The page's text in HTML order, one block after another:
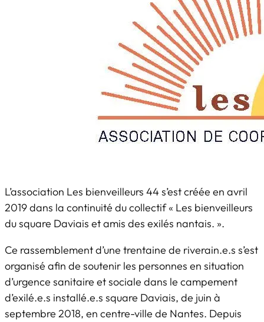
L’association Les bienveilleurs 44 s’est créée en avril
2019 dans la continuité du collectif « Les bienveilleurs
du square Daviais et amis des exilés nantais. ».
Ce rassemblement d’une trentaine de riverain.e.s s’est
organisé afin de soutenir les personnes en situation
d’urgence sanitaire et sociale dans le campement
d’exilé.e.s installé.e.s square Daviais, de juin à
septembre 2018, en centre-ville de Nantes. Depuis